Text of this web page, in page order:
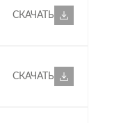
СКАЧАТЬ
СКАЧАТЬ